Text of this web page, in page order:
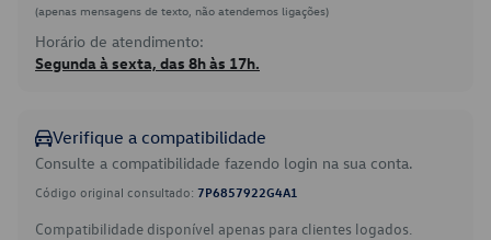
(apenas mensagens de texto, não atendemos ligações)
Horário de atendimento:
Segunda à sexta, das 8h às 17h.
Verifique a compatibilidade
Consulte a compatibilidade fazendo login na sua conta.
Código original consultado: 7P6857922G4A1
Compatibilidade disponível apenas para clientes logados.